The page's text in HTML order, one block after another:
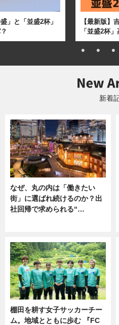
」と「並盛2杯」
【最新版】
「並盛2杯
新着
なぜ、丸の内は「働きたい
街」に選ばれ続けるのか？出
社回帰で求められる“…
棚田を耕す女子サッカーチー
ム。地域とともに歩む 『FC